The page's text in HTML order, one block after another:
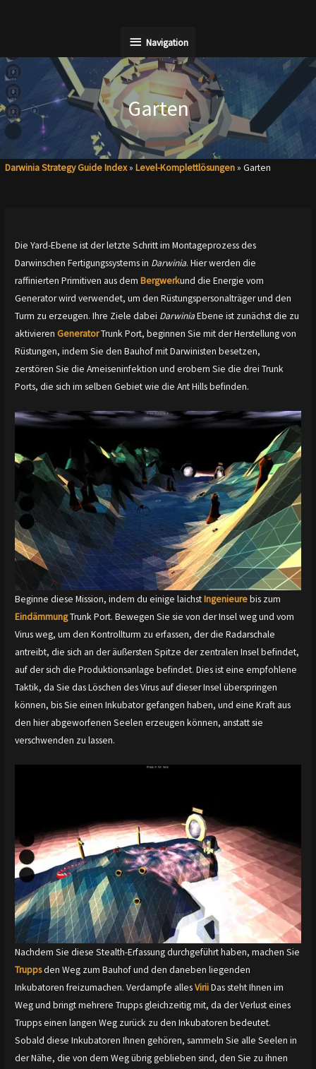
Navigation
Navigation
Garten
Darwinia Strategy Guide Index»Level-Komplettlösungen»Garten
Die Yard-Ebene ist der letzte Schritt im Montageprozess des
Darwinschen Fertigungssystems in Darwinia. Hier werden die
raffinierten Primitiven aus demBergwerkund die Energie vom
Generator wird verwendet, um den Rüstungspersonalträger und den
Turm zu erzeugen. Ihre Ziele dabei DarwiniaEbene ist zunächst die zu
aktivierenGeneratorTrunk Port, beginnen Sie mit der Herstellung von
Rüstungen, indem Sie den Bauhof mit Darwinisten besetzen,
zerstören Sie die Ameiseninfektion und erobern Sie die drei Trunk
Ports, die sich im selben Gebiet wie die Ant Hills befinden.
Beginne diese Mission, indem du einige laichstIngenieurebis zum
EindämmungTrunk Port. Bewegen Sie sie von der Insel weg und vom
Virus weg, um den Kontrollturm zu erfassen, der die Radarschale
antreibt, die sich an der äußersten Spitze der zentralen Insel befindet,
auf der sich die Produktionsanlage befindet. Dies ist eine empfohlene
Taktik, da Sie das Löschen des Virus auf dieser Insel überspringen
können, bis Sie einen Inkubator gefangen haben, und eine Kraft aus
den hier abgeworfenen Seelen erzeugen können, anstatt sie
verschwenden zu lassen.
Nachdem Sie diese Stealth-Erfassung durchgeführt haben, machen Sie
Truppsden Weg zum Bauhof und den daneben liegenden
Inkubatoren freizumachen. Verdampfe allesViriiDas steht Ihnen im
Weg und bringt mehrere Trupps gleichzeitig mit, da der Verlust eines
Trupps einen langen Weg zurück zu den Inkubatoren bedeutet.
Sobald diese Inkubatoren Ihnen gehören, sammeln Sie alle Seelen in
der Nähe, die von dem Weg übrig geblieben sind, den Sie zu ihnen